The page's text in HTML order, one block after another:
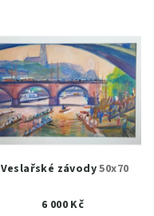
Veslařské závody50x70
6 000 Kč